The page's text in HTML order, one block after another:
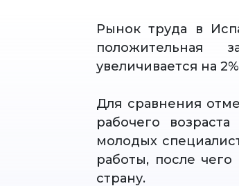
Рынок труда в
положительная
увеличивается на
Для сравнения
рабочего
молодых
работы, после
страну.